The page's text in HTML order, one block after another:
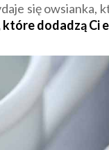
się owsianka,
które dodadzą Ci